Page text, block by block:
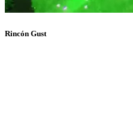
Rincón Gust